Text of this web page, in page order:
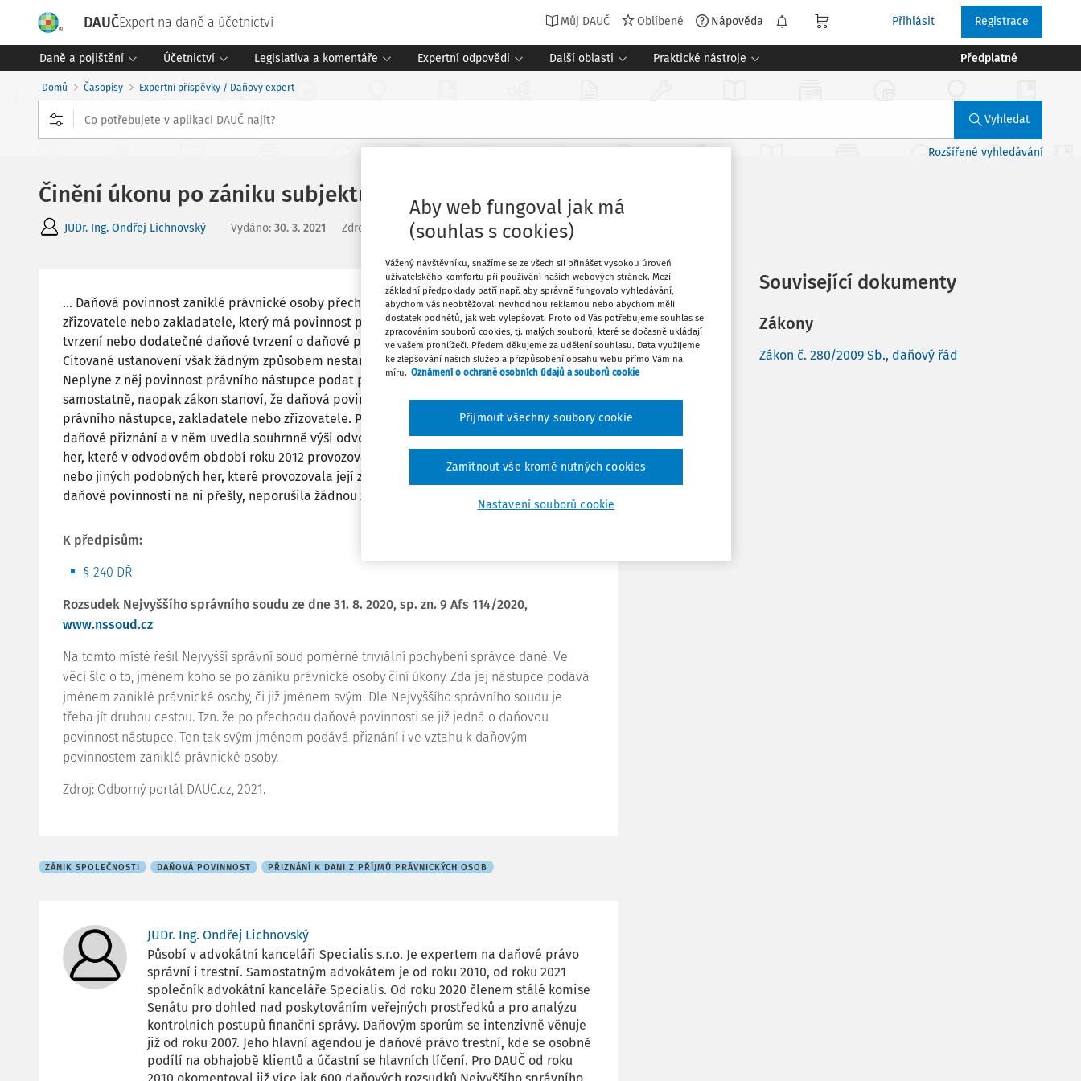
DAUČExpert na daně a účetnictví Můj DAUČ Oblíbené Nápověda Přihlásit Registrace
Daně a pojištění Účetnictví Legislativa a komentáře Expertní odpovědi Další oblasti Praktické nástroje Předplatné
Domů Časopisy Expertní příspěvky / Daňový expert
Vyhledat
Rozšířené vyhledávání
Činění úkonu po zániku subjektu
JUDr. Ing. Ondřej Lichnovský Vydáno: 30. 3. 2021 Zdroj Expertní příspěvky 1 minuta čtení
… Daňová povinnost zaniklé právnické osoby přechází na jejího právního nástupce nebo
zřizovatele nebo zakladatele, který má povinnost podat v zákonné lhůtě řádné daňové
tvrzení nebo dodatečné daňové tvrzení o daňové povinnosti zaniklé právnické osoby.
Citované ustanovení však žádným způsobem nestanoví formu učinění takového podání.
Neplyne z něj povinnost právního nástupce podat přiznání jménem zaniklé společnosti
samostatně, naopak zákon stanoví, že daňová povinnost zaniklé společnosti přechází na
právního nástupce, zakladatele nebo zřizovatele. Pokud stěžovatelka podala jediné
daňové přiznání a v něm uvedla souhrnně výši odvodů jak z loterií nebo jiných podobných
her, které v odvodovém období roku 2012 provozovala ona sama, tak výši odvodů z loterií
nebo jiných podobných her, které provozovala její zaniklá právní předchůdkyně, jejíž
daňové povinnosti na ni přešly, neporušila žádnou zákonem stanovenou povinnost.
K předpisům:
§ 240 DŘ
Rozsudek Nejvyššího správního soudu ze dne 31. 8. 2020, sp. zn. 9 Afs 114/2020,
www.nssoud.cz
Na tomto místě řešil Nejvyšší správní soud poměrně triviální pochybení správce daně. Ve
věci šlo o to, jménem koho se po zániku právnické osoby činí úkony. Zda jej nástupce podává
jménem zaniklé právnické osoby, či již jménem svým. Dle Nejvyššího správního soudu je
třeba jít druhou cestou. Tzn. že po přechodu daňové povinnosti se již jedná o daňovou
povinnost nástupce. Ten tak svým jménem podává přiznání i ve vztahu k daňovým
povinnostem zaniklé právnické osoby.
Zdroj: Odborný portál DAUC.cz, 2021.
ZÁNIK SPOLEČNOSTI DAŇOVÁ POVINNOST PŘIZNÁNÍ K DANI Z PŘÍJMŮ PRÁVNICKÝCH OSOB
JUDr. Ing. Ondřej Lichnovský
Působí v advokátní kanceláři Specialis s.r.o. Je expertem na daňové právo
správní i trestní. Samostatným advokátem je od roku 2010, od roku 2021
společník advokátní kanceláře Specialis. Od roku 2020 členem stálé komise
Senátu pro dohled nad poskytováním veřejných prostředků a pro analýzu
kontrolních postupů finanční správy. Daňovým sporům se intenzivně věnuje
již od roku 2007. Jeho hlavní agendou je daňové právo trestní, kde se osobně
podílí na obhajobě klientů a účastní se hlavních líčení. Pro DAUČ od roku
Oblíbené
Stáhnout
Tisknout
Sdílet
Související dokumenty
Zákony
Zákon č. 280/2009 Sb., daňový řád
Aby web fungoval jak má
(souhlas s cookies)
Vážený návštěvníku, snažíme se ze všech sil přinášet vysokou úroveň
uživatelského komfortu při používání našich webových stránek. Mezi
základní předpoklady patří např. aby správně fungovalo vyhledávání,
abychom vás neobtěžovali nevhodnou reklamou nebo abychom měli
dostatek podnětů, jak web vylepšovat. Proto od Vás potřebujeme souhlas se
zpracováním souborů cookies, tj. malých souborů, které se dočasně ukládají
ve vašem prohlížeči. Předem děkujeme za udělení souhlasu. Data využijeme
ke zlepšování našich služeb a přizpůsobení obsahu webu přímo Vám na
míru. Oznámení o ochraně osobních údajů a souborů cookie
Nastavení souborů cookie
Zamítnout vše kromě nutných cookies
Přijmout všechny soubory cookie